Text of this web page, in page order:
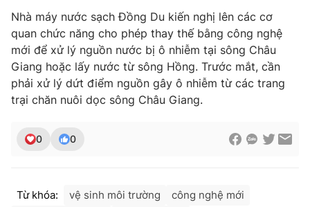
Nhà máy nước sạch Đồng Du kiến nghị lên các cơ
quan chức năng cho phép thay thế bằng công nghệ
mới để xử lý nguồn nước bị ô nhiễm tại sông Châu
Giang hoặc lấy nước từ sông Hồng. Trước mắt, cần
phải xử lý dứt điểm nguồn gây ô nhiễm từ các trang
trại chăn nuôi dọc sông Châu Giang.
0 0
Từ khóa: vệ sinh môi trường
công nghệ mới